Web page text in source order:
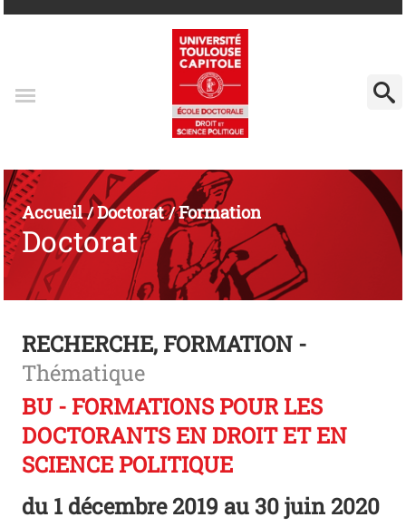
Accueil/Doctorat/Formation
Doctorat
RECHERCHE, FORMATION -
Thématique
BU - FORMATIONS POUR LES
DOCTORANTS EN DROIT ET EN
SCIENCE POLITIQUE
du 1 décembre 2019 au 30 juin 2020